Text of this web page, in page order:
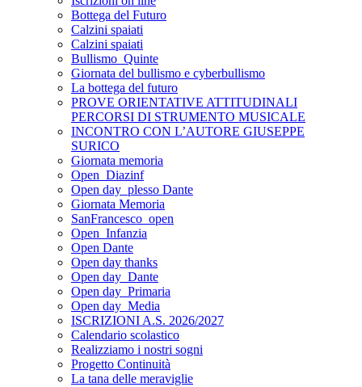
Bottega del Futuro
Calzini spaiati
Calzini spaiati
Bullismo_Quinte
Giornata del bullismo e cyberbullismo
La bottega del futuro
PROVE ORIENTATIVE ATTITUDINALI
PERCORSI DI STRUMENTO MUSICALE
INCONTRO CON L’AUTORE GIUSEPPE
SURICO
Giornata memoria
Open_Diazinf
Open day_plesso Dante
Giornata Memoria
SanFrancesco_open
Open_Infanzia
Open Dante
Open day thanks
Open day_Dante
Open day_Primaria
Open day_Media
ISCRIZIONI A.S. 2026/2027
Calendario scolastico
Realizziamo i nostri sogni
Progetto Continuità
La tana delle meraviglie